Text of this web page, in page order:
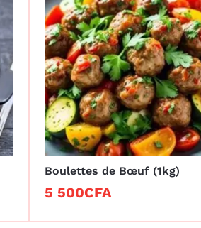
Boulettes de Bœuf (1kg)
5 500CFA
5 500CFA